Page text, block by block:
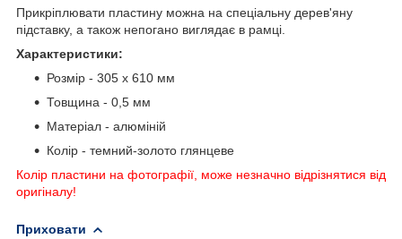
Прикріплювати пластину можна на спеціальну дерев'яну
підставку, а також непогано виглядає в рамці.
Характеристики:
Розмір - 305 х 610 мм
Товщина - 0,5 мм
Матеріал - алюміній
Колір - темний-золото глянцеве
Колір пластини на фотографії, може незначно відрізнятися від
оригіналу!
Приховати